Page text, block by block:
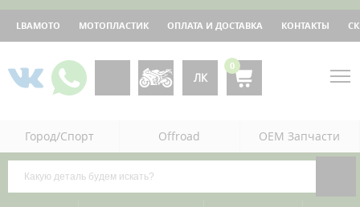
LBAMOTO МОТОПЛАСТИК ОПЛАТА И ДОСТАВКА КОНТАКТЫ
ЛК
0
Город/Спорт Offroad OEM Запчасти